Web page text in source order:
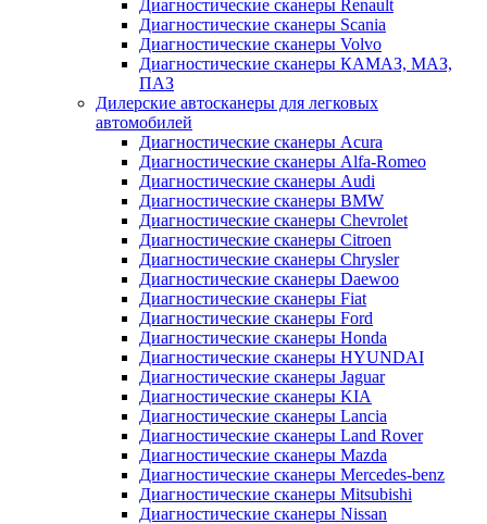
Диагностические сканеры Renault
Диагностические сканеры Scania
Диагностические сканеры Volvo
Диагностические сканеры КАМАЗ, МАЗ,
ПАЗ
Дилерские автосканеры для легковых
автомобилей
Диагностические сканеры Acura
Диагностические сканеры Alfa-Romeo
Диагностические сканеры Audi
Диагностические сканеры BMW
Диагностические сканеры Chevrolet
Диагностические сканеры Citroen
Диагностические сканеры Chrysler
Диагностические сканеры Daewoo
Диагностические сканеры Fiat
Диагностические сканеры Ford
Диагностические сканеры Honda
Диагностические сканеры HYUNDAI
Диагностические сканеры Jaguar
Диагностические сканеры KIA
Диагностические сканеры Lancia
Диагностические сканеры Land Rover
Диагностические сканеры Mazda
Диагностические сканеры Mercedes-benz
Диагностические сканеры Mitsubishi
Диагностические сканеры Nissan